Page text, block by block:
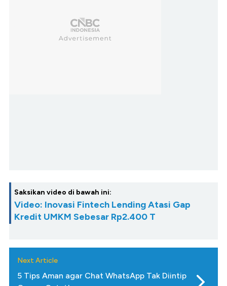
Saksikan video di bawah ini:
Video: Inovasi Fintech Lending Atasi Gap
Kredit UMKM Sebesar Rp2.400 T
Next Article
5 Tips Aman agar Chat WhatsApp Tak Diintip